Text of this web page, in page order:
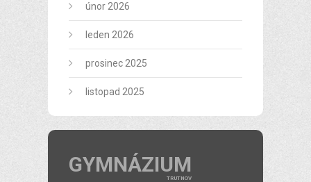
únor 2026
leden 2026
prosinec 2025
listopad 2025
GYMNÁZIUM
TRUTNOV